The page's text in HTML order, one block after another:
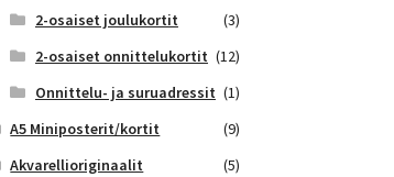
2-osaiset joulukortit
(3)
2-osaiset onnittelukortit (12)
Onnittelu- ja suruadressit (1)
A5 Miniposterit/kortit
(9)
Akvarellioriginaalit
(5)